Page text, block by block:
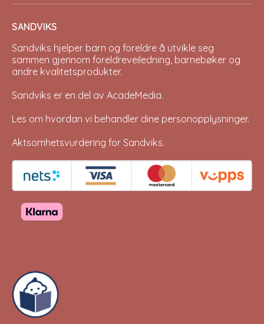
SANDVIKS
Sandviks hjelper barn og foreldre å utvikle seg
sammen gjennom foreldreveiledning, barnebøker og
andre kvalitetsprodukter.
Sandviks er en del av AcadeMedia.
Les om hvordan vi behandler dine personopplysninger.
Aktsomhetsvurdering for Sandviks.